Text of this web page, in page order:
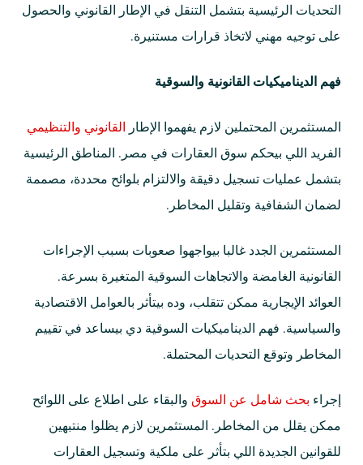
التحديات الرئيسية بتشمل التنقل في الإطار القانوني والحصول
على توجيه مهني لاتخاذ قرارات مستنيرة.
فهم الديناميكيات القانونية والسوقية
المستثمرين المحتملين لازم يفهموا الإطار القانوني والتنظيمي
الفريد اللي بيحكم سوق العقارات في مصر. المناطق الرئيسية
بتشمل عمليات تسجيل دقيقة والالتزام بلوائح محددة، مصممة
لضمان الشفافية وتقليل المخاطر.
المستثمرين الجدد غالبا بيواجهوا صعوبات بسبب الإجراءات
القانونية الغامضة والاتجاهات السوقية المتغيرة بسرعة.
العوائد الإيجارية ممكن تتقلب، وده بيتأثر بالعوامل الاقتصادية
والسياسية. فهم الديناميكيات السوقية دي بيساعد في تقييم
المخاطر وتوقع التحديات المحتملة.
إجراء بحث شامل عن السوقوالبقاء على اطلاع على اللوائح
ممكن يقلل من المخاطر. المستثمرين لازم يظلوا منتبهين
للقوانين الجديدة اللي بتأثر على ملكية وتسجيل العقارات